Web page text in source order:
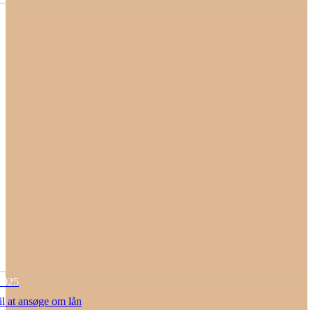
at ansøge om lån